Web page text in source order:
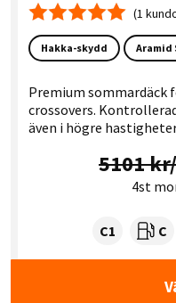
Medelbetyg 5.0 (1
Hakka-skydd Aramid
Premium sommardäck
crossovers.
även i högre
5101
4st
Tyre class:
C1 C